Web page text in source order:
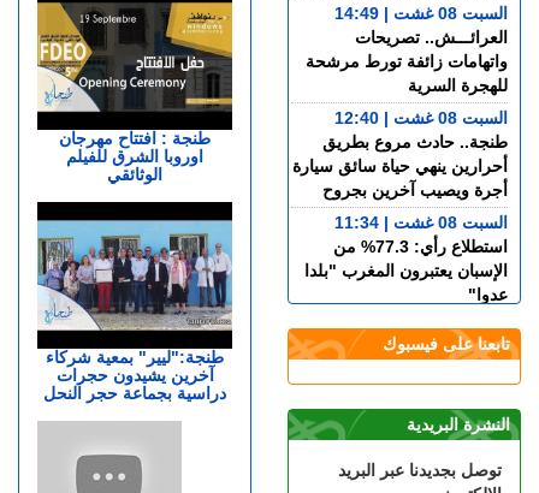
طنجة : افتتاح مهرجان
اوروبا الشرق للفيلم
الوثائقي
طنجة:"ليير" بمعية شركاء
آخرين يشيدون حجرات
دراسية بجماعة حجر النحل
السبت 08 غشت | 14:49
العرائـــش.. تصريحات
واتهامات زائفة تورط مرشحة
للهجرة السرية
السبت 08 غشت | 12:40
طنجة.. حادث مروع بطريق
أحرارين ينهي حياة سائق سيارة
أجرة ويصيب آخرين بجروح
السبت 08 غشت | 11:34
استطلاع رأي: 77.3% من
الإسبان يعتبرون المغرب "بلدا
عدوا"
الجمعة 07 غشت | 23:01
سوء تدبير.. وزارة النقل تتسبب
الجمعة 07 غشت | 22:30
واحدة من أكبر شبكات تهريب
تابعنا على فيسبوك
النشرة البريدية
توصل بجديدنا عبر البريد